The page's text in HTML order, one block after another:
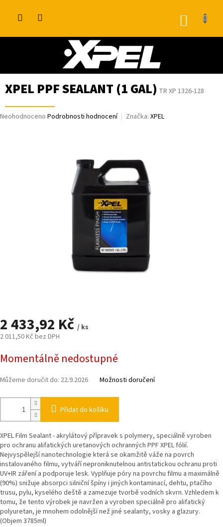
XPEL PPF SEALANT (1 GAL) TR XP 1326-128
Průměrné
Neohodnoceno Podrobnosti hodnocení Značka: XPEL
2 433,92 Kč / ks
2 011,50 Kč bez DPH
cena:
Momentálně nedostupné
Můžeme doručit do: 22.9.2026 Možnosti doručení
Přidat do košíku
XPEL Film Sealant - akrylátový přípravek s polymery, speciálně vyroben
pro ochranu alifatických uretanových ochranných PPF XPEL fólií.
Nejvyspělejší nanotechnologie která se okamžitě váže na povrch
instalovaného filmu, vytváří neproniknutelnou antistatickou ochranu proti
UV+IR záření a podporuje lesk. Vyplňuje póry na povrchu filmu a maximálně
(90%) snižuje absorpci silniční špíny i jiných kontaminací, dehtu, ptačího
trusu, pylu, kyselého deště a zamezuje tvorbě vodních skvrn. Vzhledem k
tomu, že tento výrobek je navržen a vyroben speciálně pro alifatický
polyuretan, je mnohem odolnější než jiné sealanty, vosky a glazury.
(Objem 3785ml)